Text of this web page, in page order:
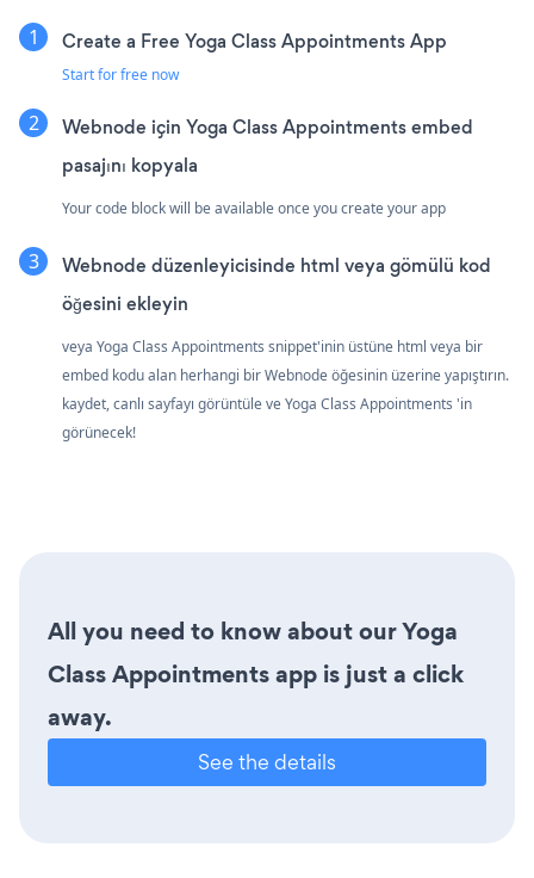
Create a Free Yoga Class Appointments App
Start for free now
Webnode için Yoga Class Appointments embed
pasajını kopyala
Your code block will be available once you create your app
Webnode düzenleyicisinde html veya gömülü kod
öğesini ekleyin
veya Yoga Class Appointments snippet'inin üstüne html veya bir
embed kodu alan herhangi bir Webnode öğesinin üzerine yapıştırın.
kaydet, canlı sayfayı görüntüle ve Yoga Class Appointments 'in
görünecek!
All you need to know about our Yoga
Class Appointments app is just a click
away.
See the details